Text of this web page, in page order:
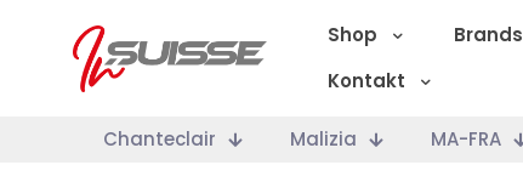
Shop Brands
Kontakt
Chanteclair Malizia MA-FRA